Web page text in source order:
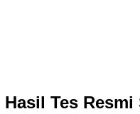
Hasil Tes